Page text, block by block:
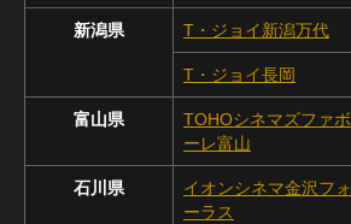
新潟県 T・ジョイ新潟万代
T・ジョイ長岡
富山県
TOHOシネマズファボ
ーレ富山
石川県
イオンシネマ金沢フォ
ーラス